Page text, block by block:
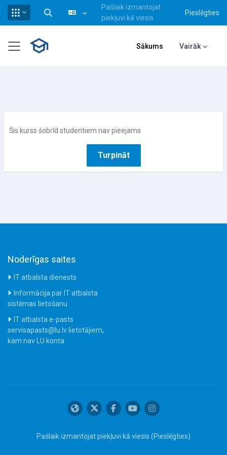
Pārslēgt meklēšanas ievadi
Pašlaik izmantojat
piekļuvi kā viesis
Pieslēgties
Sānu panelis Sākums Vairāk
Šis kurss šobrīd studentiem nav pieejams
Turpināt
Noderīgas saites
IT atbalsta dienests
Informācija par IT atbalsta
sistēmas lietošanu
IT atbalsta e-pasts
servisapasts@lu.lv lietotājiem,
kam nav LU konta
Pašlaik izmantojat piekļuvi kā viesis (Pieslēgties)